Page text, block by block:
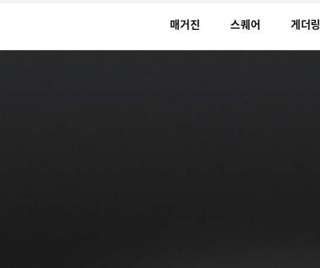
매거진 스퀘어 게더링